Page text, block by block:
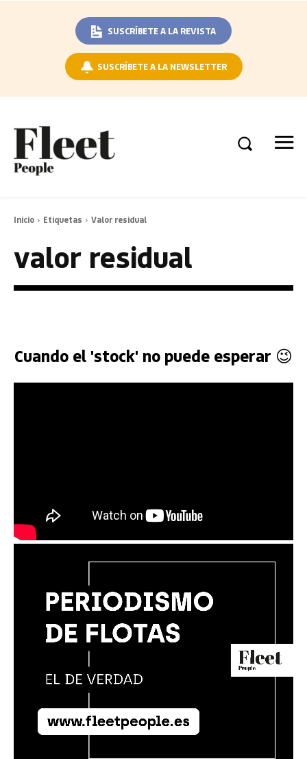
SUSCRÍBETE A LA REVISTA
SUSCRÍBETE A LA NEWSLETTER
Inicio Etiquetas Valor residual
valor residual
Cuando el 'stock' no puede esperar 😉